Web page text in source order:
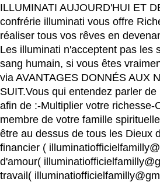
ILLUMINATI AUJOURD'HUI ET
confrérie illuminati vous offre
réaliser tous vos rêves en
Les illuminati n'acceptent pas les
sang humain, si vous êtes
via AVANTAGES DONNÉS AUX
SUIT.Vous qui entendez parler
afin de :-Multiplier votre
membre de votre famille
être au dessus de tous les Dieux
financier (
d'amour(
travail(